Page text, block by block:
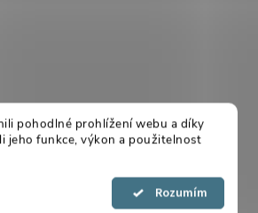
pohodlné prohlížení webu a díky
jeho funkce, výkon a použitelnost
Souhlasím